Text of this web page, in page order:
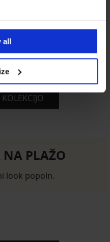
all
6XL.
NA PLAŽO
look popoln.